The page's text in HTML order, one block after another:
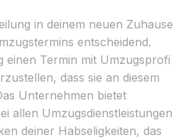
in deinem neuen Zuhause
entscheidend.
einen Termin mit Umzugsprofi
dass sie an diesem
Unternehmen bietet
allen Umzugsdienstleistungen
deiner Habseligkeiten, das